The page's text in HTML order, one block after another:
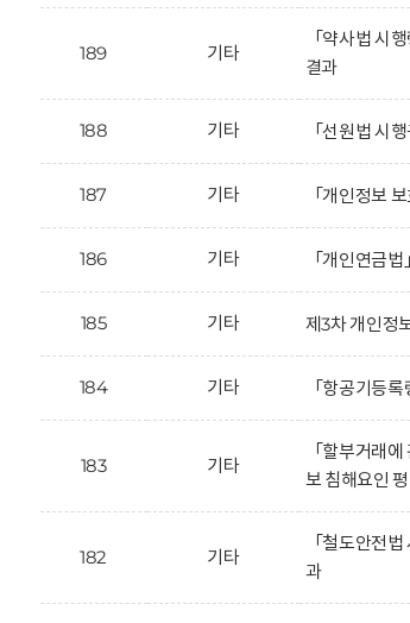
189 기타
「약사법 시
결과
188 기타 「선원법 시
187 기타 「개인정보
186 기타 「개인연금
185 기타 제3차 개인정
184 기타 「항공기등
183 기타
「할부거래
보 침해요인
182 기타
「철도안전
과